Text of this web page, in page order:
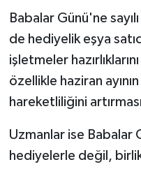
Babalar Günü'ne
de hediyelik eşya
işletmeler
özellikle haziran
hareketliliğini
Uzmanlar ise Babalar
hediyelerle değil,